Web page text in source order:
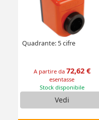
Quadrante: 5 cifre
A partire da 72,62 €
esentasse
Stock disponibile
Vedi